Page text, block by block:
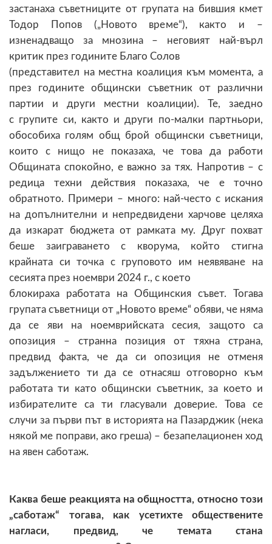
застанаха съветниците от групата на бившия кмет
Тодор Попов („Новото време“), както и –
изненадващо за мнозина – неговият най-върл
критик през годините Благо Солов
(представител на местна коалиция към момента, а
през годините общински съветник от различни
партии и други местни коалиции). Те, заедно
с групите си, както и други по-малки партньори,
обособиха голям общ брой общински съветници,
които с нищо не показаха, че това да работи
Общината спокойно, е важно за тях. Напротив – с
редица техни действия показаха, че е точно
обратното. Примери – много: най-често с искания
на допълнителни и непредвидени харчове целяха
да изкарат бюджета от рамката му. Друг похват
беше заиграването с кворума, който стигна
крайната си точка с груповото им неявяване на
сесията през ноември 2024 г., с което
блокираха работата на Общинския съвет. Тогава
групата съветници от „Новото време“ обяви, че няма
да се яви на ноемврийската сесия, защото са
опозиция – странна позиция от тяхна страна,
предвид факта, че да си опозиция не отменя
задължението ти да се отнасяш отговорно към
работата ти като общински съветник, за което и
избирателите са ти гласували доверие. Това се
случи за първи път в историята на Пазарджик (нека
някой ме поправи, ако греша) – безапелационен ход
на явен саботаж.
Каква беше реакцията на общността, относно този
„саботаж“ тогава, как усетихте обществените
нагласи, предвид, че темата стана